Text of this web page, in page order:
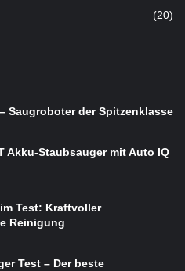
(20)
Saugroboter der Spitzenklasse
Akku-Staubsauger mit Auto IQ
Test: Kraftvoller
Reinigung
Test – Der beste